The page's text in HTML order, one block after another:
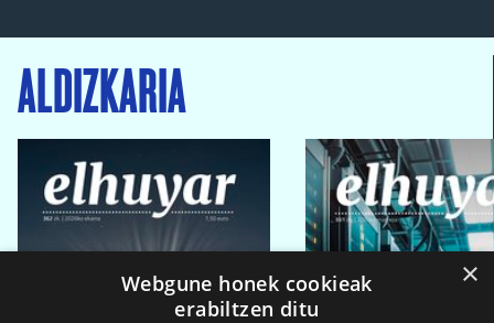
ALDIZKARIA
×
Webgune honek cookieak
erabiltzen ditu